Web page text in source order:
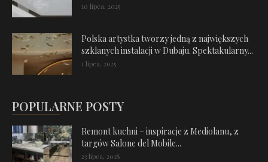
10 lipca, 2025
Polska artystka tworzy jedną z największych
szklanych instalacji w Dubaju. Spektakularny...
1 lipca, 2025
POPULARNE POSTY
Remont kuchni – inspiracje z Mediolanu, z
targów Salone del Mobile...
23 lipca, 2018